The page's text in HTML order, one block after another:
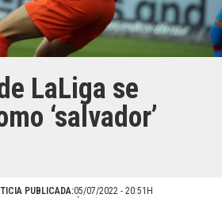
LaLiga se
‘salvador’
PUBLICADA:05/07/2022 - 20:51H